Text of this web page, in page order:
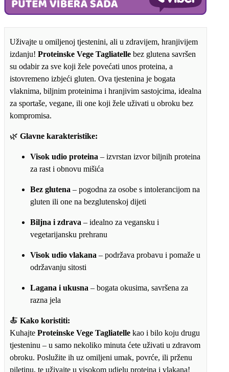
količina
Uživajte u omiljenoj tjestenini, ali u zdravijem, hranjivijem
izdanju! Proteinske Vege Tagliatelle bez glutena savršen
su odabir za sve koji žele povećati unos proteina, a
istovremeno izbjeći gluten. Ova tjestenina je bogata
vlaknima, biljnim proteinima i hranjivim sastojcima, idealna
za sportaše, vegane, ili one koji žele uživati u obroku bez
kompromisa.
🌿 Glavne karakteristike:
Visok udio proteina – izvrstan izvor biljnih proteina
za rast i obnovu mišića
Bez glutena – pogodna za osobe s intolerancijom na
gluten ili one na bezglutenskoj dijeti
Biljna i zdrava – idealno za vegansku i
vegetarijansku prehranu
Visok udio vlakana – podržava probavu i pomaže u
održavanju sitosti
Lagana i ukusna – bogata okusima, savršena za
razna jela
🍝 Kako koristiti:
Kuhajte Proteinske Vege Tagliatelle kao i bilo koju drugu
tjesteninu – u samo nekoliko minuta ćete uživati u zdravom
obroku. Poslužite ih uz omiljeni umak, povrće, ili prženu
piletinu, te uživajte u visokom udjelu proteina i vlakana!